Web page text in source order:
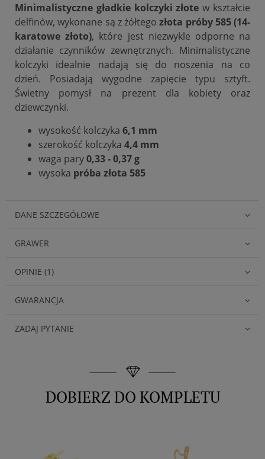
Minimalistyczne gładkie kolczyki złote w kształcie
delfinów, wykonane są z żółtegozłota próby 585 (14-
karatowe złoto), które jest niezwykle odporne na
działanie czynników zewnętrznych. Minimalistyczne
kolczyki idealnie nadają się do noszenia na co
dzień. Posiadają wygodne zapięcie typu sztyft.
Świetny pomysł na prezent dla kobiety oraz
dziewczynki.
wysokość kolczyka 6,1 mm
szerokość kolczyka 4,4 mm
waga pary0,33 -0,37 g
wysoka próba złota 585
DANE SZCZEGÓŁOWE
GRAWER
OPINIE (1)
GWARANCJA
ZADAJ PYTANIE
DOBIERZ DO KOMPLETU